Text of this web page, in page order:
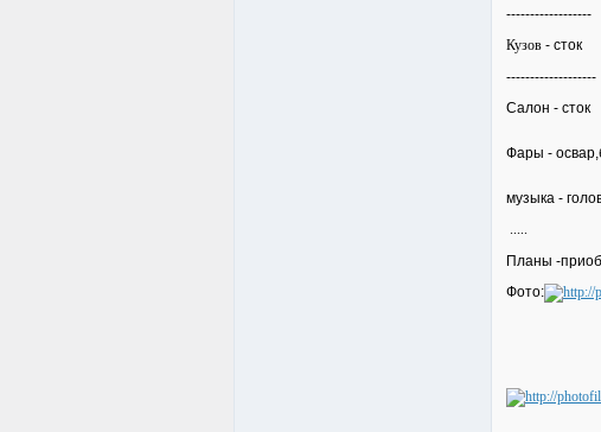
------------------
Кузов - сток
-------------------
Салон - сток
Фары -
музыка -
.....
Планы -
Фото: